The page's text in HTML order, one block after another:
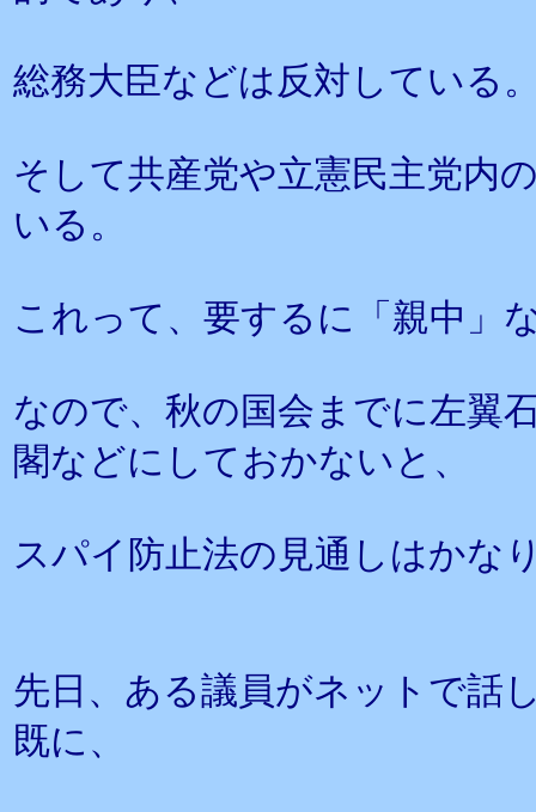
総務大臣などは反対している
そして共産党や立憲民主党内
いる。
これって、要するに「親中」
なので、秋の国会までに左翼
閣などにしておかないと、
スパイ防止法の見通しはかな
先日、ある議員がネットで話
既に、